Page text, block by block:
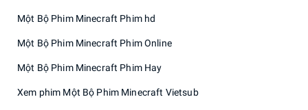
Một Bộ Phim Minecraft Phim hd
Một Bộ Phim Minecraft Phim Online
Một Bộ Phim Minecraft Phim Hay
Xem phim Một Bộ Phim Minecraft Vietsub